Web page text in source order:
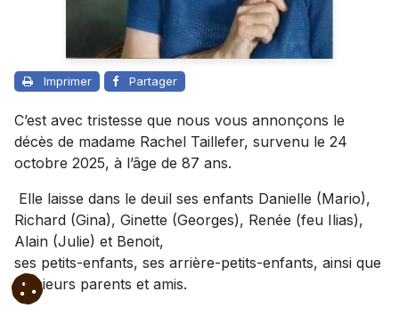
Imprimer Partager
C’est avec tristesse que nous vous annonçons le
décès de madame Rachel Taillefer, survenu le 24
octobre 2025, à l’âge de 87 ans.
Elle laisse dans le deuil ses enfants Danielle (Mario),
Richard (Gina), Ginette (Georges), Renée (feu Ilias),
Alain (Julie) et Benoit,
ses petits-enfants, ses arrière-petits-enfants, ainsi que
plusieurs parents et amis.